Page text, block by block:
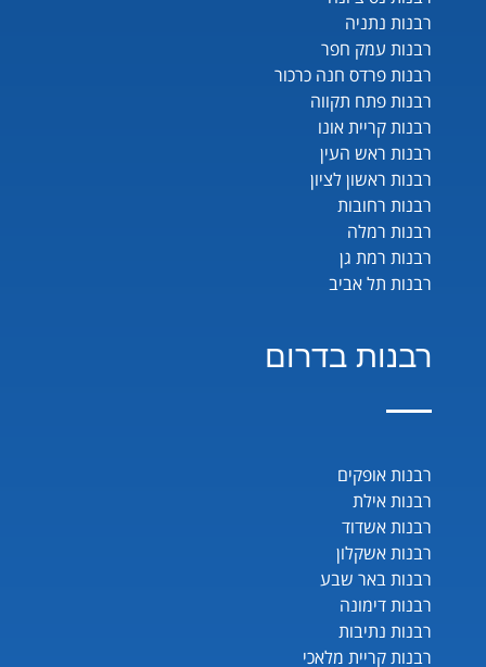
רבנות נתניה
רבנות עמק חפר
רבנות פרדס חנה כרכור
רבנות פתח תקווה
רבנות קריית אונו
רבנות ראש העין
רבנות ראשון לציון
רבנות רחובות
רבנות רמלה
רבנות רמת גן
רבנות תל אביב
רבנות בדרום
רבנות אופקים
רבנות אילת
רבנות אשדוד
רבנות אשקלון
רבנות באר שבע
רבנות דימונה
רבנות נתיבות
רבנות קריית מלאכי